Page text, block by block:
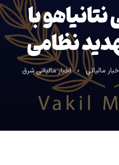
با
نظامی
مالیاتی » اخبار مالیاتی شرق